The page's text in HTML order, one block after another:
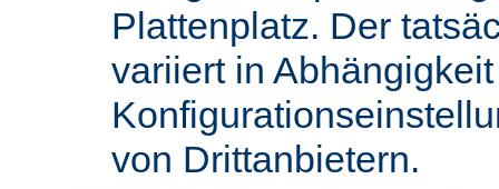
Plattenplatz. Der
variiert in
von Drittanbietern.